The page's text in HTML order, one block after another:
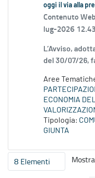
oggi il via alla
Contenuto
lug-2026 12.43
L’Avviso,
del 30/07/26,
Aree
ECONOMIA
Tipologia:
GIUNTA
8 ElementiPer pagina